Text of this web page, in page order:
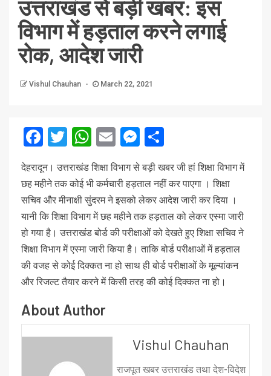
उत्तराखंड से बड़ी खबर: इस
विभाग में हड़ताल करने लगाई
रोक, आदेश जारी
Vishul Chauhan March 22, 2021
Facebook
Twitter
WhatsApp
EmailMessenger
देहरादून। उत्तराखंड शिक्षा विभाग से बड़ी खबर जी हां शिक्षा विभाग में
छह महीने तक कोई भी कर्मचारी हड़ताल नहीं कर पाएगा । शिक्षा
सचिव और मीनाक्षी सुंदरम ने इसको लेकर आदेश जारी कर दिया ।
यानी कि शिक्षा विभाग में छह महीने तक हड़ताल को लेकर एस्मा जारी
हो गया है। उत्तराखंड बोर्ड की परीक्षाओं को देखते हुए शिक्षा सचिव ने
शिक्षा विभाग में एस्मा जारी किया है। ताकि बोर्ड परीक्षाओं में हड़ताल
की वजह से कोई दिक्कत ना हो साथ ही बोर्ड परीक्षाओं के मूल्यांकन
और रिजल्ट तैयार करने में किसी तरह की कोई दिक्कत ना हो।
About Author
Vishul Chauhan
राजपूत खबर उत्तराखंड तथा देश-विदेश